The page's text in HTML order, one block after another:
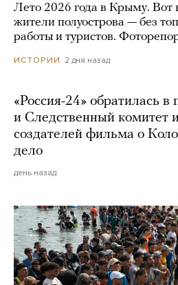
Лето 2026 года в Крыму. Вот
жители полуострова — без
работы и туристов.
ИСТОРИИ 2 дня назад
«Россия-24» обратилась в
и Следственный комитет
создателей фильма о
дело
день назад